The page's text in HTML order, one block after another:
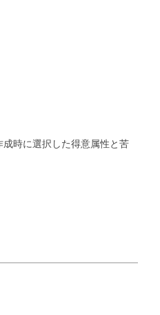
時に選択した得意属性と苦